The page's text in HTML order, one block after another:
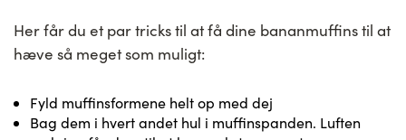
Her får du et par tricks til at få dine bananmuffins til at
hæve så meget som muligt:
Fyld muffinsformene helt op med dej
Bag dem i hvert andet hul i muffinspanden. Luften